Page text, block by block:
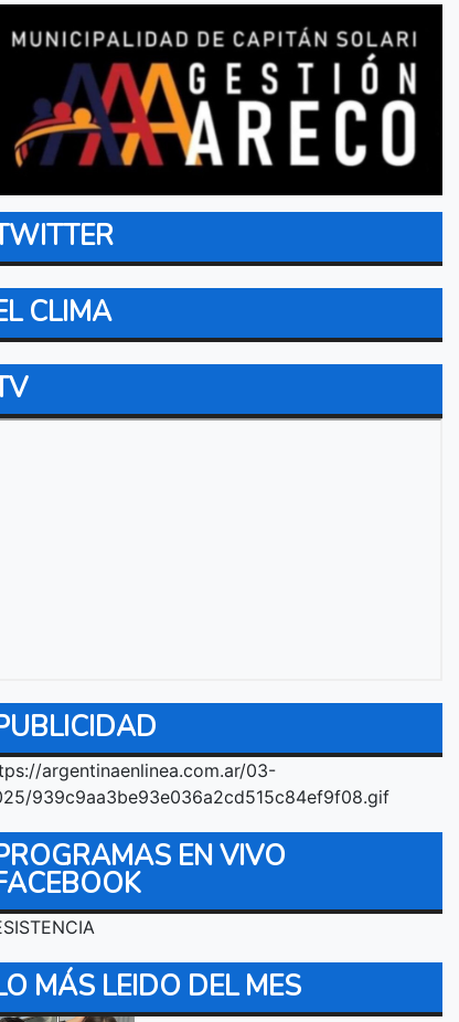
CLIMA
argentinaenlinea.com.ar/03-
939c9aa3be93e036a2cd515c84ef9f08.gif
EN VIVO
MÁS LEIDO DEL MES